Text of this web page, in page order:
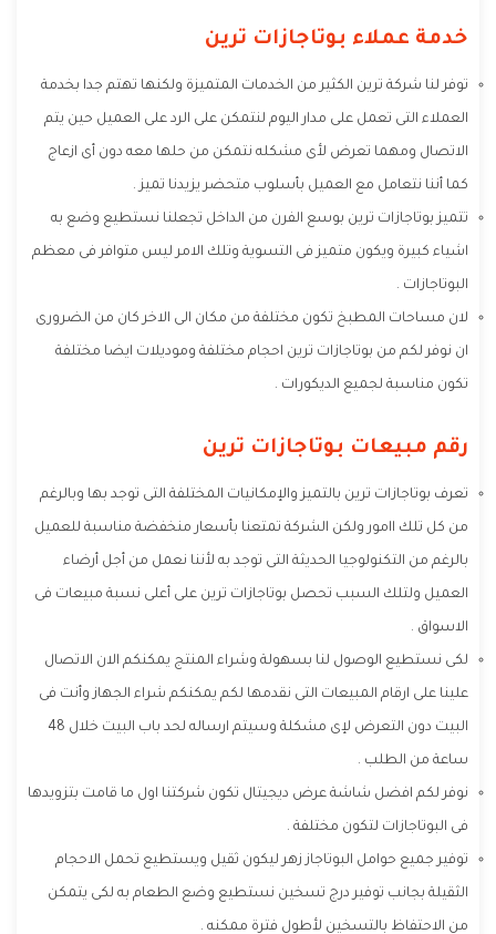
خدمة عملاء بوتاجازات ترين
توفر لنا شركة ترين الكثير من الخدمات المتميزة ولكنها تهتم جدا بخدمة
العملاء التى تعمل على مدار اليوم لنتمكن على الرد على العميل حين يتم
الاتصال ومهما تعرض لأى مشكله نتمكن من حلها معه دون أى ازعاج
كما أننا نتعامل مع العميل بأسلوب متحضر يزيدنا تميز .
تتميز بوتاجازات ترين بوسع الفرن من الداخل تجعلنا نستطيع وضع به
اشياء كبيرة ويكون متميز فى التسوية وتلك الامر ليس متوافر فى معظم
البوتاجازات .
لان مساحات المطبخ تكون مختلفة من مكان الى الاخر كان من الضرورى
ان نوفر لكم من بوتاجازات ترين احجام مختلفة وموديلات ايضا مختلفة
تكون مناسبة لجميع الديكورات .
رقم مبيعات بوتاجازات ترين
تعرف بوتاجازات ترين بالتميز والإمكانيات المختلفة التى توجد بها وبالرغم
من كل تلك اامور ولكن الشركة تمتعنا بأسعار منخفضة مناسبة للعميل
بالرغم من التكنولوجيا الحديثة التى توجد به لأننا نعمل من أجل أرضاء
العميل ولتلك السبب تحصل بوتاجازات ترين على أعلى نسبة مبيعات فى
الاسواق .
لكى نستطيع الوصول لنا بسهولة وشراء المنتج يمكنكم الان الاتصال
علينا على ارقام المبيعات التى نقدمها لكم يمكنكم شراء الجهاز وأنت فى
البيت دون التعرض لإى مشكلة وسيتم ارساله لحد باب البيت خلال 48
ساعة من الطلب .
نوفر لكم افضل شاشة عرض ديجيتال تكون شركتنا اول ما قامت بتزويدها
فى البوتاجازات لتكون مختلفة .
توفير جميع حوامل البوتاجاز زهر ليكون ثقيل ويستطيع تحمل الاحجام
الثقيلة بجانب توفير درج تسخين نستطيع وضع الطعام به لكى يتمكن
من الاحتفاظ بالتسخين لأطول فترة ممكنه .